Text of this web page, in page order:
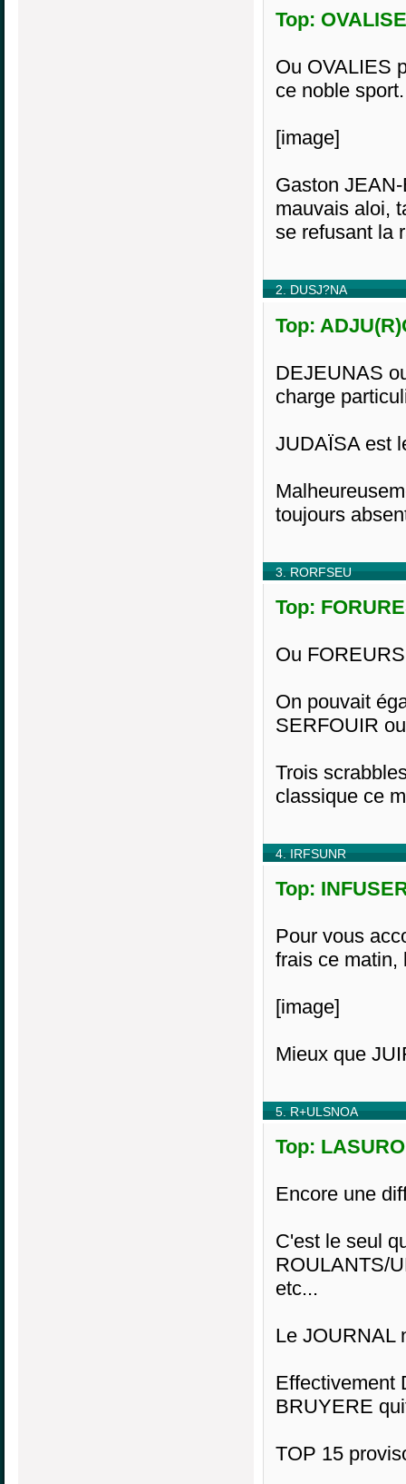
Top:
Ou OVALIES
ce noble sport.
[image]
Gaston
mauvais aloi,
se refusant la
2. DUSJ?NA
Top:
DEJEUNAS
charge
JUDAÏSA est
toujours
3. RORFSEU
Top:
Ou
On pouvait
SERFOUIR
Trois
classique ce
4. IRFSUNR
Top:
Pour vous
frais ce matin,
[image]
Mieux que
5. R+ULSNOA
Top:
Encore une
C'est le seul
ROULANTS/
etc...
Le JOURNAL
Effectivement
BRUYERE
TOP 15